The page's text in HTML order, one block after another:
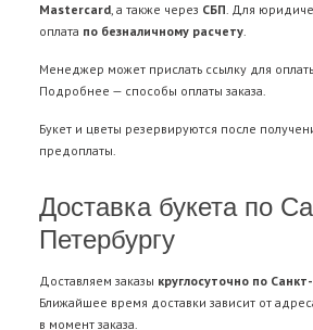
Mastercard, а также через СБП. Для
оплата по безналичному расчету.
Менеджер может прислать ссылку для
Подробнее — способы оплаты заказа.
Букет и цветы резервируются после
предоплаты.
Доставка букета по
Петербургу
Доставляем заказы круглосуточно по
Ближайшее время доставки зависит от
в момент заказа.